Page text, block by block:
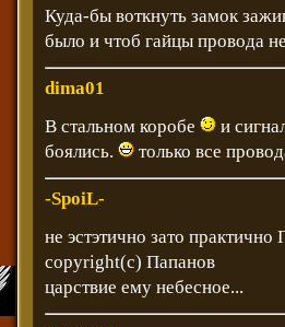
Куда-бы воткнуть замок
было и чтоб гайцы провода
dima01
В стальном коробе
и
боялись.
только все
-SpoiL-
не эстэтично зато
copyright(c) Папанов
царствие ему небесное...